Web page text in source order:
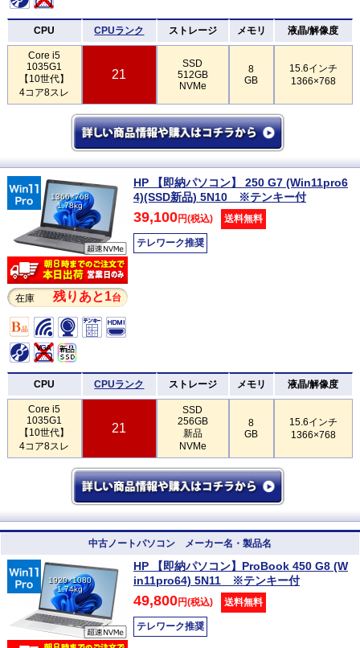
CPU CPUランク ストレージ メモリ 液晶/解像度
Core i5
1035G1
【10世代】
4コア8スレ
21
SSD
512GB
NVMe
8
GB
15.6インチ
1366×768
1366×768
1.78kg
在庫 残りあと1台
HP 【即納パソコン】 250 G7 (Win11pro6
4)(SSD新品) 5N10 ※テンキー付
39,100円(税込) 送料無料
テレワーク推奨
CPU CPUランク ストレージ メモリ 液晶/解像度
Core i5
1035G1
【10世代】
4コア8スレ
21
SSD
256GB
新品
NVMe
8
GB
15.6インチ
1366×768
中古ノートパソコン メーカー名・製品名
1920×1080
1.74kg
HP 【即納パソコン】ProBook 450 G8 (W
in11pro64) 5N11 ※テンキー付
49,800円(税込) 送料無料
テレワーク推奨